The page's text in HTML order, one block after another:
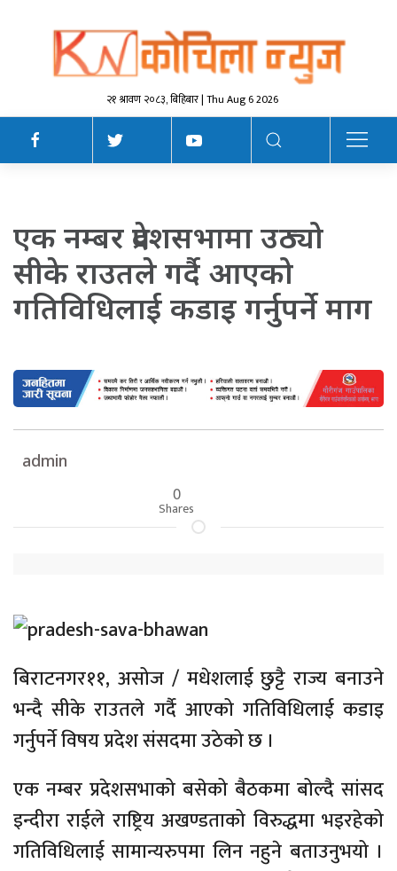
२१ श्रावण २०८३, बिहिबार | Thu Aug 6 2026
एक नम्बर प्रदेशसभामा उठ्यो
सीके राउतले गर्दै आएको
गतिविधिलाई कडाइ गर्नुपर्ने माग
admin
0
Shares
बिराटनगर११, असोज / मधेशलाई छुट्टै राज्य बनाउने
भन्दै सीके राउतले गर्दै आएको गतिविधिलाई कडाइ
गर्नुपर्ने विषय प्रदेश संसदमा उठेको छ ।
एक नम्बर प्रदेशसभाको बसेको बैठकमा बोल्दै सांसद
इन्दीरा राईले राष्ट्रिय अखण्डताको विरुद्धमा भइरहेको
गतिविधिलाई सामान्यरुपमा लिन नहुने बताउनुभयो ।